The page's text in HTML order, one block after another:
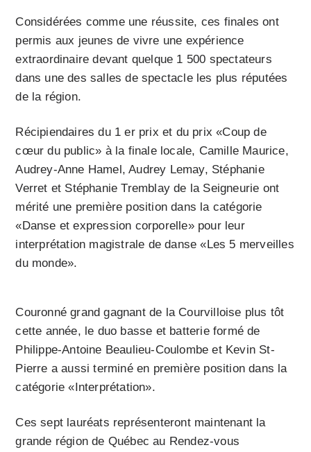
Considérées comme une réussite, ces finales ont
permis aux jeunes de vivre une expérience
extraordinaire devant quelque 1 500 spectateurs
dans une des salles de spectacle les plus réputées
de la région.
Récipiendaires du 1 er prix et du prix «Coup de
cœur du public» à la finale locale, Camille Maurice,
Audrey-Anne Hamel, Audrey Lemay, Stéphanie
Verret et Stéphanie Tremblay de la Seigneurie ont
mérité une première position dans la catégorie
«Danse et expression corporelle» pour leur
interprétation magistrale de danse «Les 5 merveilles
du monde».
Couronné grand gagnant de la Courvilloise plus tôt
cette année, le duo basse et batterie formé de
Philippe-Antoine Beaulieu-Coulombe et Kevin St-
Pierre a aussi terminé en première position dans la
catégorie «Interprétation».
Ces sept lauréats représenteront maintenant la
grande région de Québec au Rendez-vous